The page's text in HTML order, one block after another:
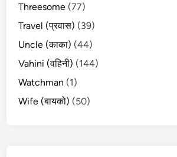
Threesome (77)
Travel (प्रवास) (39)
Uncle (काका) (44)
Vahini (वहिनी) (144)
Watchman (1)
Wife (बायको) (50)